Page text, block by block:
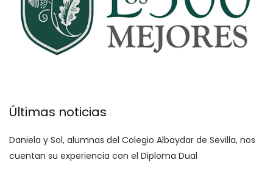
Últimas noticias
Daniela y Sol, alumnas del Colegio Albaydar de Sevilla, nos
cuentan su experiencia con el Diploma Dual